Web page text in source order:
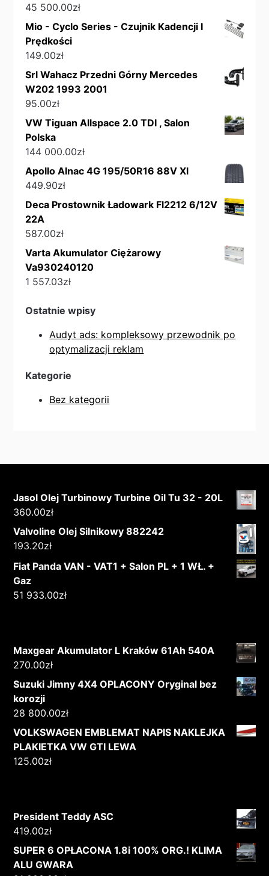
45 500.00zł
Mio - Cyclo Series - Czujnik Kadencji I
Prędkości
149.00zł
Srl Wahacz Przedni Górny Mercedes
W202 1993 2001
95.00zł
VW Tiguan Allspace 2.0 TDI , Salon
Polska
144 000.00zł
Apollo Alnac 4G 195/50R16 88V Xl
449.90zł
Deca Prostownik Ładowark Fl2212 6/12V
22A
587.00zł
Varta Akumulator Ciężarowy
Va930240120
1 557.03zł
Ostatnie wpisy
Audyt ads: kompleksowy przewodnik po
optymalizacji reklam
Kategorie
Bez kategorii
Jasol Olej Turbinowy Turbine Oil Tu 32 - 20L
360.00zł
Valvoline Olej Silnikowy 882242
193.20zł
Fiat Panda VAN - VAT1 + Salon PL + 1 WŁ. +
Gaz
51 933.00zł
Maxgear Akumulator L Kraków 61Ah 540A
270.00zł
Suzuki Jimny 4X4 OPLACONY Oryginal bez
korozji
28 800.00zł
VOLKSWAGEN EMBLEMAT NAPIS NAKLEJKA
PLAKIETKA VW GTI LEWA
125.00zł
President Teddy ASC
419.00zł
SUPER 6 OPŁACONA 1.8i 100% ORG.! KLIMA
ALU GWARA